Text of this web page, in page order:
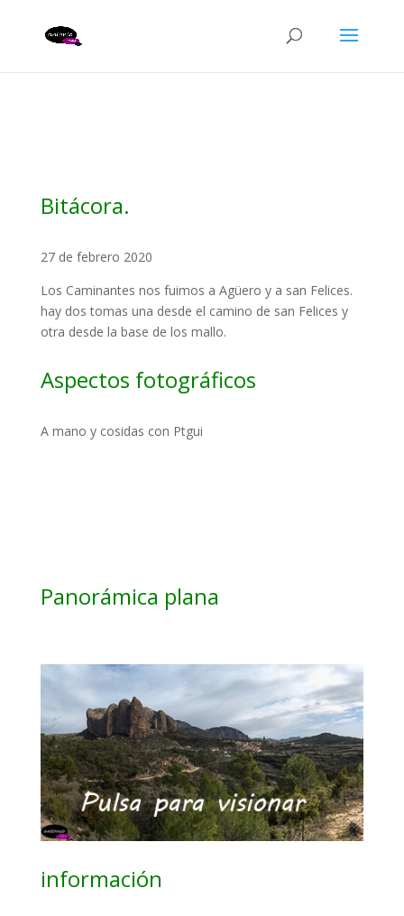
Bitácora.
27 de febrero 2020
Los Caminantes nos fuimos a Agüero y a san Felices.
hay dos tomas una desde el camino de san Felices y
otra desde la base de los mallo.
Aspectos fotográficos
A mano y cosidas con Ptgui
Panorámica plana
información